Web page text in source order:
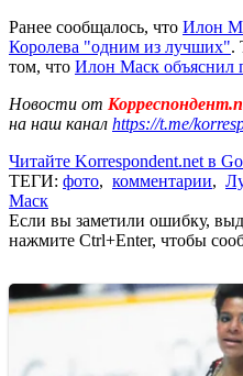
Ранее сообщалось, что Илон
Королева "одним из лучших".
том, что Илон Маск объяснил
Новости от
на наш канал https://t.me/
Читайте Korrespondent.net в
ТЕГИ: фото, комментарии,
Маск
Если вы заметили ошибку,
нажмите Ctrl+Enter, чтобы